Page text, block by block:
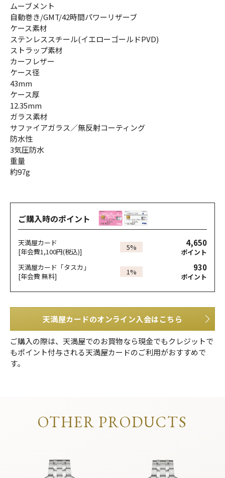
ムーブメント
自動巻き/GMT/42時間パワーリザーブ
ケース素材
ステンレススチール(イエローゴールドPVD)
ストラップ素材
カーフレザー
ケース径
43mm
ケース厚
12.35mm
ガラス素材
サファイアガラス／無反射コーティング
防水性
3気圧防水
重量
約97g
ご購入時のポイント
天満屋カード
[年会費1,100円(税込)]
5% 4,650
ポイント
天満屋カード「タスカ」
[年会費 無料]
1% 930
ポイント
天満屋カードのオンライン入会はこちら
ご購入の際は、天満屋でのお買物なら現金でもクレジットで
もポイント付与される天満屋カードのご利用がおすすめで
す。
OTHER PRODUCTS